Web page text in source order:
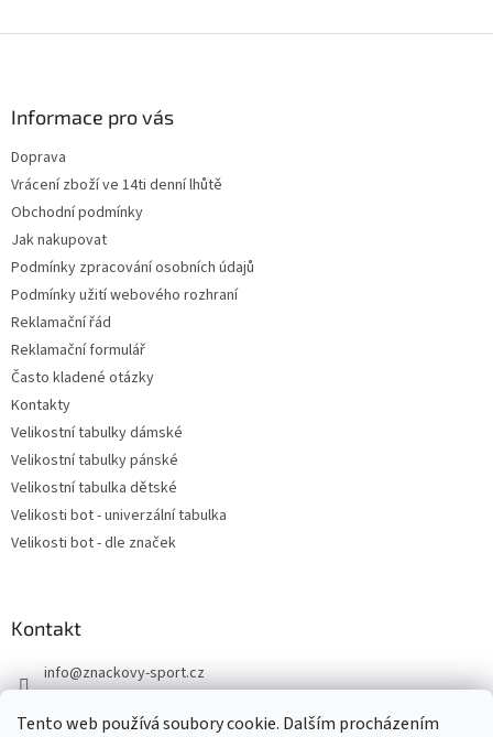
Tento web používá soubory cookie. Dalším procházením
Informace pro vás
Doprava
Vrácení zboží ve 14ti denní lhůtě
Obchodní podmínky
Jak nakupovat
Podmínky zpracování osobních údajů
Podmínky užití webového rozhraní
Reklamační řád
Reklamační formulář
Často kladené otázky
Kontakty
Velikostní tabulky dámské
Velikostní tabulky pánské
Velikostní tabulka dětské
Velikosti bot - univerzální tabulka
Velikosti bot - dle značek
Kontakt
info@znackovy-sport.cz